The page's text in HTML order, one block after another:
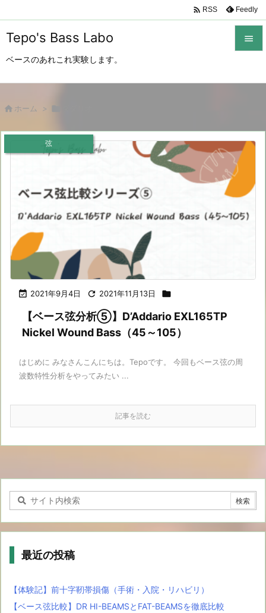
Tepo's Bass Labo
ベースのあれこれ実験します。



検索
 RSS Feedly
 ホーム > 
 2021年9月4日  2021年11月13日 
弦
【ベース弦分析⑤】D’Addario EXL165TP
Nickel Wound Bass（45～105）
はじめに みなさんこんにちは。Tepoです。 今回もベース弦の周
波数特性分析をやってみたい ...
記事を読む
最近の投稿
【体験記】前十字靭帯損傷（手術・入院・リハビリ）
【ベース弦比較】DR HI-BEAMSとFAT-BEAMSを徹底比較